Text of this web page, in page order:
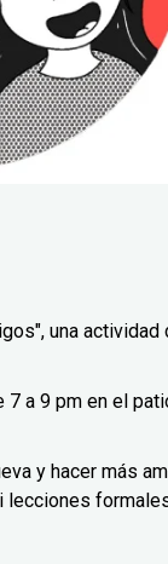
una
a 9 pm en el
y hacer más